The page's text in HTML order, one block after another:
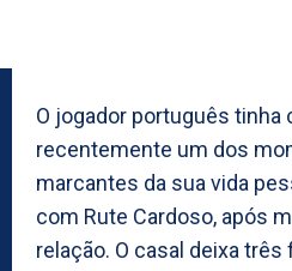
O jogador português tinha
recentemente um dos
marcantes da sua vida
com Rute Cardoso, após
relação. O casal deixa três